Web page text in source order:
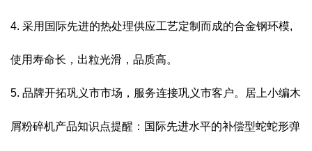
4. 采用国际先进的热处理供应工艺定制而成的合金钢环模,
使用寿命长，出粒光滑，品质高。
5. 品牌开拓巩义市市场，服务连接巩义市客户。居上小编木
屑粉碎机产品知识点提醒：国际先进水平的补偿型蛇蛇形弹